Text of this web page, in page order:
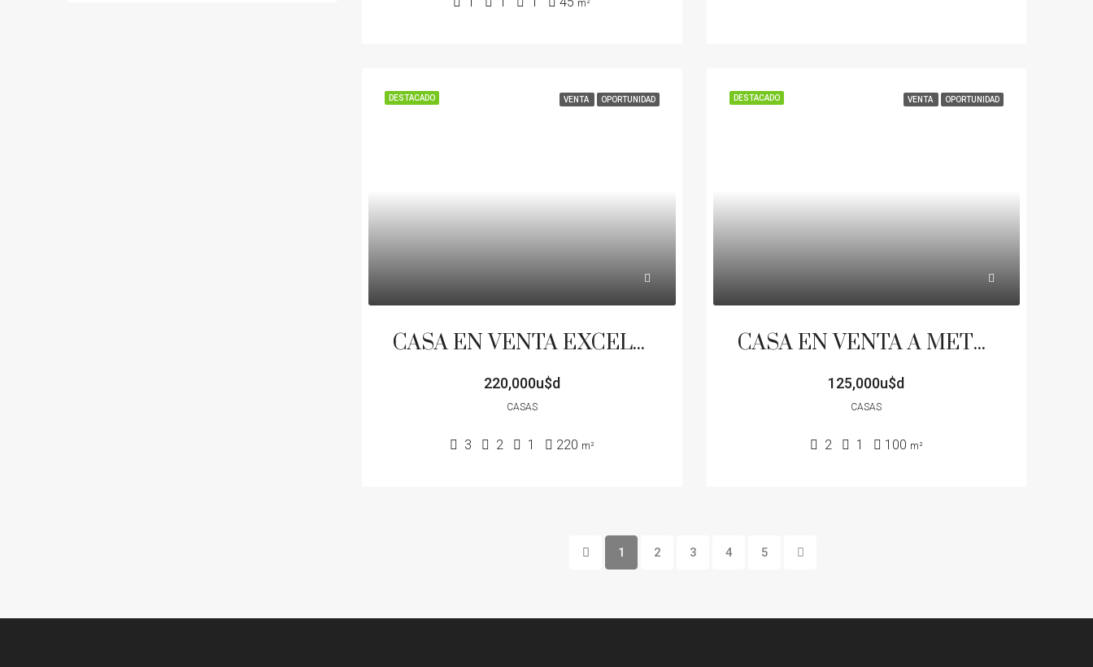
m²
DESTACADO VENTA OPORTUNIDAD
CASA EN VENTA EXCELENTE ESTADO COCHERA PATIO PILETA AV SAN MARTIN
220,000u$d
CASAS
3 2 1 220 m²
DESTACADO VENTA OPORTUNIDAD
CASA EN VENTA A METROS DE AV RESPUELA PATIO PILETA
125,000u$d
CASAS
2 1 100 m²
1 2 3 4 5